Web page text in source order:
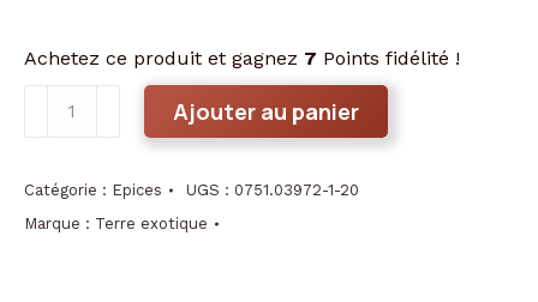
Achetez ce produit et gagnez 7 Points fidélité !
du
boucher
Ajouter au panier
Catégorie : Epices UGS : 0751.03972-1-20
Marque : Terre exotique